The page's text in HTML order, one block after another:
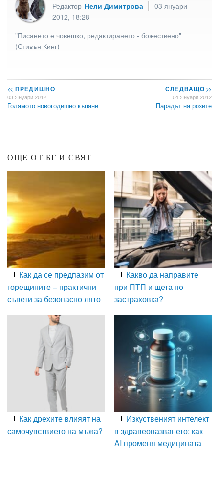
Редактор Нели Димитрова
03 януари
2012, 18:28
"Писането е човешко, редактирането - божествено"
(Стивън Кинг)
<< ПРЕДИШНО
03 Януари 2012
Голямото новогодишно къпане
СЛЕДВАЩО>>
04 Януари 2012
Парадът на розите
ОЩЕ ОТ БГ И СВЯТ
Как да се предпазим от
горещините – практични
съвети за безопасно лято
Какво да направите
при ПТП и щета по
застраховка?
Как дрехите влияят на
самочувствието на мъжа?
Изкуственият интелект
в здравеопазването: как
AI променя медицината